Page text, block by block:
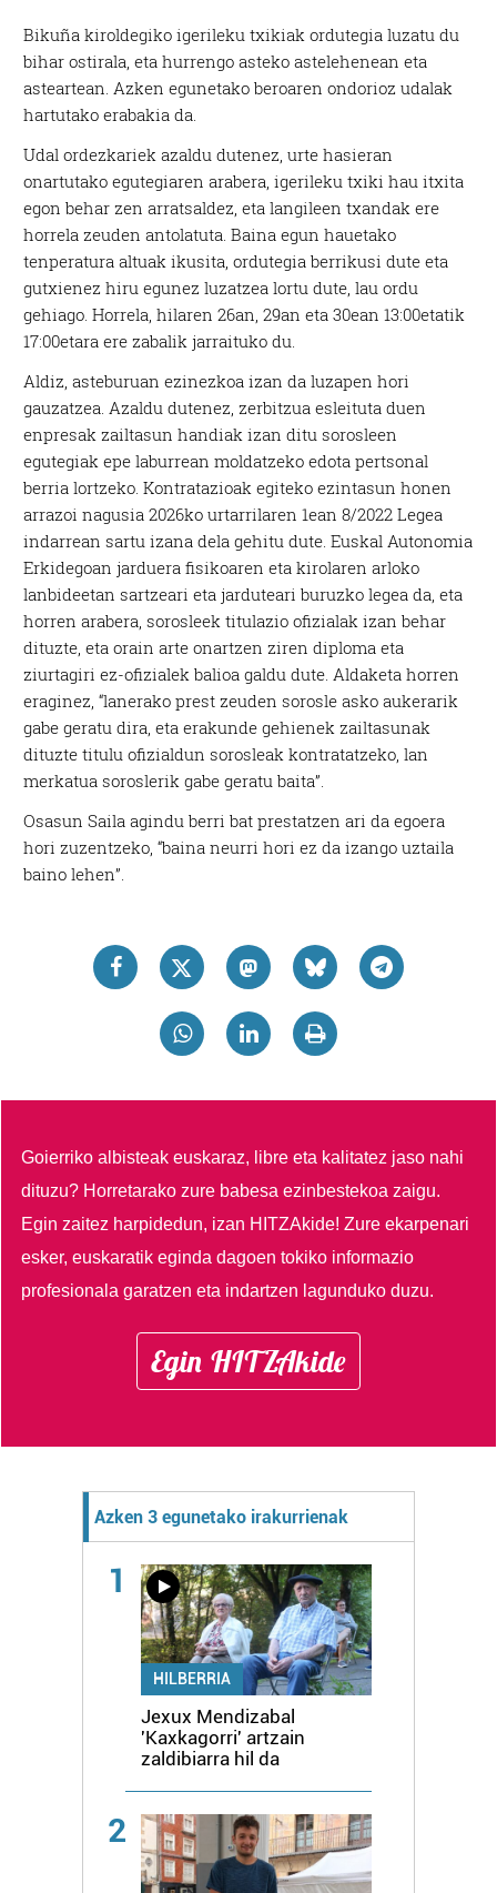
Bikuña kiroldegiko igerileku txikiak ordutegia luzatu du
bihar ostirala, eta hurrengo asteko astelehenean eta
asteartean. Azken egunetako beroaren ondorioz udalak
hartutako erabakia da.
Udal ordezkariek azaldu dutenez, urte hasieran
onartutako egutegiaren arabera, igerileku txiki hau itxita
egon behar zen arratsaldez, eta langileen txandak ere
horrela zeuden antolatuta. Baina egun hauetako
tenperatura altuak ikusita, ordutegia berrikusi dute eta
gutxienez hiru egunez luzatzea lortu dute, lau ordu
gehiago. Horrela, hilaren 26an, 29an eta 30ean 13:00etatik
17:00etara ere zabalik jarraituko du.
Aldiz, asteburuan ezinezkoa izan da luzapen hori
gauzatzea. Azaldu dutenez, zerbitzua esleituta duen
enpresak zailtasun handiak izan ditu sorosleen
egutegiak epe laburrean moldatzeko edota pertsonal
berria lortzeko. Kontratazioak egiteko ezintasun honen
arrazoi nagusia 2026ko urtarrilaren 1ean 8/2022 Legea
indarrean sartu izana dela gehitu dute. Euskal Autonomia
Erkidegoan jarduera fisikoaren eta kirolaren arloko
lanbideetan sartzeari eta jarduteari buruzko legea da, eta
horren arabera, sorosleek titulazio ofizialak izan behar
dituzte, eta orain arte onartzen ziren diploma eta
ziurtagiri ez-ofizialek balioa galdu dute. Aldaketa horren
eraginez, “lanerako prest zeuden sorosle asko aukerarik
gabe geratu dira, eta erakunde gehienek zailtasunak
dituzte titulu ofizialdun sorosleak kontratatzeko, lan
merkatua soroslerik gabe geratu baita”.
Osasun Saila agindu berri bat prestatzen ari da egoera
hori zuzentzeko, “baina neurri hori ez da izango uztaila
baino lehen”.
Goierriko albisteak euskaraz, libre eta kalitatez jaso nahi
dituzu? Horretarako zure babesa ezinbestekoa zaigu.
Egin zaitez harpidedun, izan HITZAkide!Zure ekarpenari
esker, euskaratik eginda dagoen tokiko informazio
profesionala garatzen eta indartzen lagunduko duzu.
Egin HITZAkide
Azken 3 egunetako irakurrienak
1
HILBERRIA
Jexux Mendizabal
'Kaxkagorri' artzain
zaldibiarra hil da
2